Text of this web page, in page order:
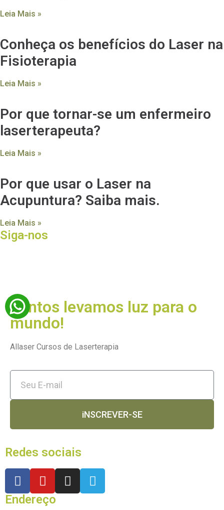
Leia Mais »
Conheça os benefícios do Laser na
Fisioterapia
Leia Mais »
Por que tornar-se um enfermeiro
laserterapeuta?
Leia Mais »
Por que usar o Laser na
Acupuntura? Saiba mais.
Leia Mais »
Siga-nos
Juntos levamos luz para o
mundo!
Allaser Cursos de Laserterapia
iNSCREVER-SE
Redes sociais
Endereço